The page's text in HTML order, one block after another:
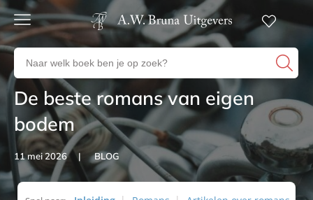
Gratis
verzending
23:00
besteld,
volgende
werkdag
in huis
Veilig
betalen
Gratis
retourneren
Zoeken
naar
boeken,
auteurs
en
uitgevers
Artikelen
De beste romans van eigen
bodem
11 mei 2026 BLOG